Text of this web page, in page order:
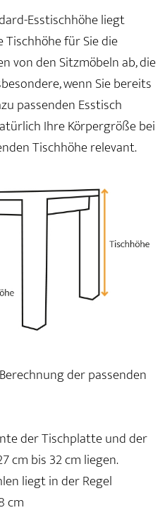
Esstischhöhe liegt
Tischhöhe für Sie die
von den Sitzmöbeln ab, die
wenn Sie bereits
passenden Esstisch
Ihre Körpergröße bei
Tischhöhe relevant.
der passenden
der Tischplatte und der
cm bis 32 cm liegen.
liegt in der Regel
cm